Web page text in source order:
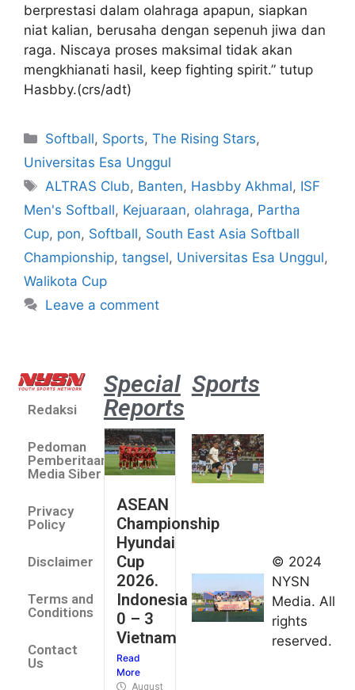
berprestasi dalam olahraga apapun, siapkan
niat kalian, berusaha dengan sepenuh jiwa dan
raga. Niscaya proses maksimal tidak akan
mengkhianati hasil, keep fighting spirit.” tutup
Hasbby.(crs/adt)
Softball, Sports,The Rising Stars,
Universitas Esa Unggul
ALTRAS Club, Banten, Hasbby Akhmal, ISF
Men's Softball, Kejuaraan, olahraga, Partha
Cup, pon, Softball, South East Asia Softball
Championship, tangsel, Universitas Esa Unggul,
Walikota Cup
Leave a comment
Redaksi
Pedoman
Pemberitaan
Media Siber
Privacy
Policy
Disclaimer
Terms and
Conditions
Contact
Us
Special
Reports
ASEAN
Championship
Hyundai
Cup
2026.
Indonesia
0 – 3
Vietnam
Read
More
August 4, 2026
Sports
umum
Kejurnas
Panahan
Junior di
Kudus
© 2024
NYSN
Media. All
rights
reserved.